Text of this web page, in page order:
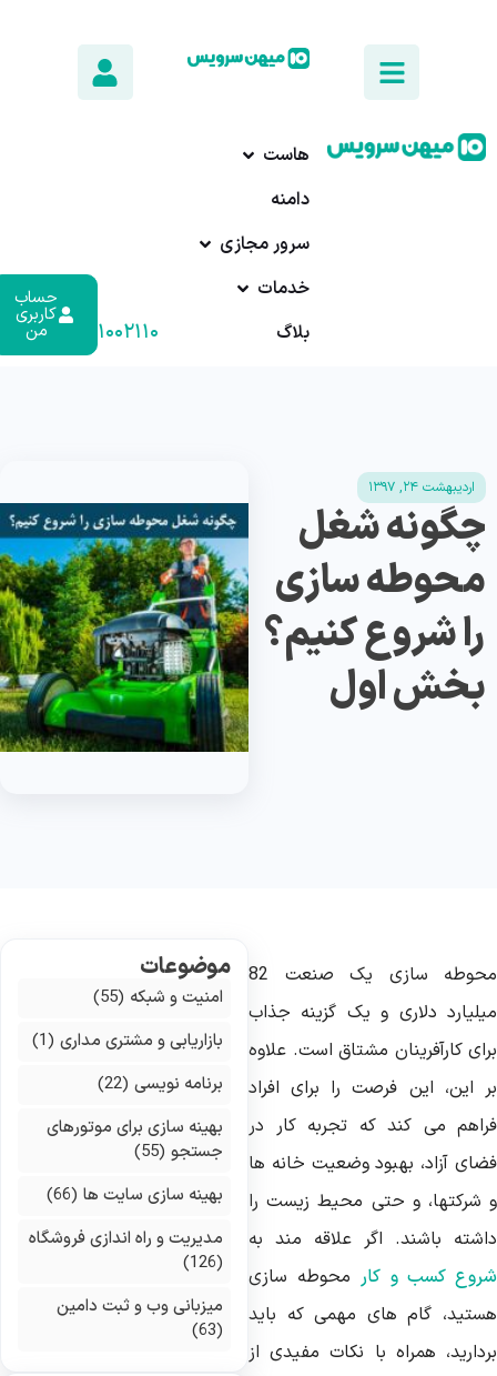
هاست
دامنه
سرور مجازی
خدمات
بلاگ
۰۱۷-۹۱۰۰۲۱۱۰
حساب
کاربری
من
اردیبهشت ۲۴, ۱۳۹۷
چگونه شغل
محوطه سازی
را شروع کنیم؟
بخش اول
محوطه سازی یک صنعت 82
دلاری و یک گزینه جذاب
کارآفرینان مشتاق است. علاوه
این، این فرصت را برای افراد
می کند که تجربه کار در
آزاد، بهبود وضعیت خانه ها
شرکتها، و حتی محیط زیست را
باشند. اگر علاقه مند به
کسب و کارمحوطه سازی
گام های مهمی که باید
همراه با نکات مفیدی از
موضوعات
امنیت و شبکه(55)
بازاریابی و مشتری مداری(1)
برنامه نویسی(22)
بهینه سازی برای موتورهای
جستجو(55)
بهینه سازی سایت ها(66)
مدیریت و راه اندازی فروشگاه
میزبانی وب و ثبت دامین